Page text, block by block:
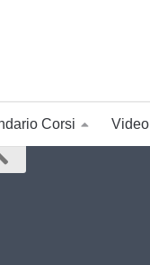
Corsi Video